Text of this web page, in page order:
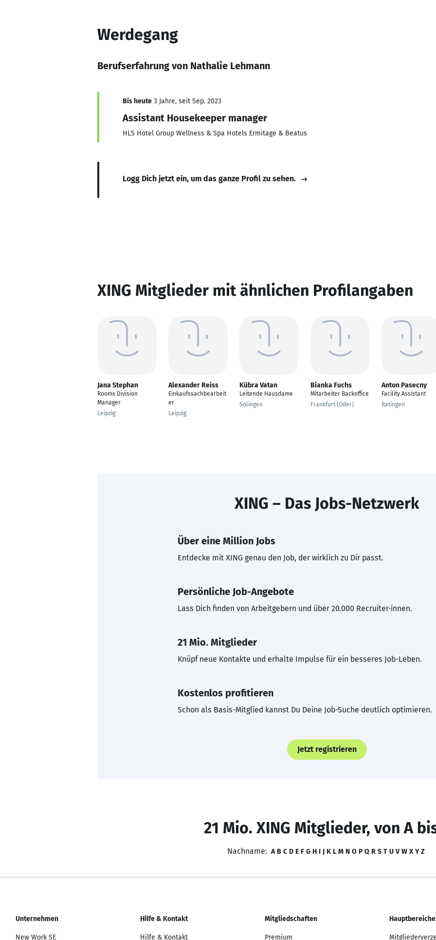
Werdegang
Berufserfahrung von Nathalie Lehmann
Bis heute 3 Jahre, seit Sep. 2023
Assistant Housekeeper manager
HLS Hotel Group Wellness & Spa Hotels Ermitage & Beatus
Logg Dich jetzt ein, um das ganze Profil zu sehen.
XING Mitglieder mit ähnlichen Profilangaben
Jana Stephan
Rooms Division
Manager
Leipzig
Alexander Reiss
Einkaufssachbearbeit
er
Leipzig
Kübra Vatan
Leitende Hausdame
Solingen
Bianka Fuchs
Mitarbeiter Backoffice
Frankfurt (Oder)
Anton Pasecny
Facility Assistant
Ratingen
XING – Das Jobs-Netzwerk
Über eine Million Jobs
Entdecke mit XING genau den Job, der wirklich zu Dir passt.
Persönliche Job-Angebote
Lass Dich finden von Arbeitgebern und über 20.000 Recruiter·innen.
21 Mio. Mitglieder
Knüpf neue Kontakte und erhalte Impulse für ein besseres Job-Leben.
Kostenlos profitieren
Schon als Basis-Mitglied kannst Du Deine Job-Suche deutlich optimieren.
Jetzt registrieren
21 Mio. XING Mitglieder, von A
Nachname: A B C D E F G H I J K L M N O P Q R S T U V W X Y Z
Unternehmen
New Work SE
Hilfe & Kontakt
Hilfe & Kontakt
Mitgliedschaften
Premium
Hauptbereiche